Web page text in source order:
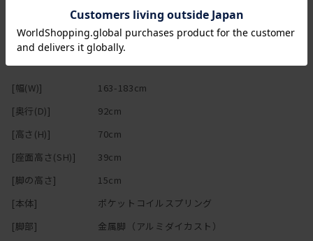
だから、座り方を柔軟に変えられるというのは大変重要なのです。
そしてこの写真ではわかりませんが、実はフルカバーリング！！
ドライクリーニングはもちろん、ご自宅の洗濯機で洗える
ウォッシャブル仕様の張地もあります！細かいところだと思うでし
でもどんなにかっこいいソファでも、簡単に取り替えられない本体
コーヒーなどをこぼしたら大変面倒な事態になります。
泣きながら再度工場に戻して張り直してもらわなくてはいけませ
送料とか修理代とか凄くかかります。
フルカバーリングのこいつなら、どこにこぼしても大丈夫です。
耐久性を高めたロングライフソファ・・！！
軽快感あるアルミダイキャストの脚部は、ルンバ通ります。
スペック
[幅(W)]
163-183cm
[奥行(D)]
92cm
[高さ(H)]
70cm
[座面高さ(SH)]
39cm
[脚の高さ]
15cm
[本体]
ポケットコイルスプリング
[脚部]
金属脚（アルミダイカスト）